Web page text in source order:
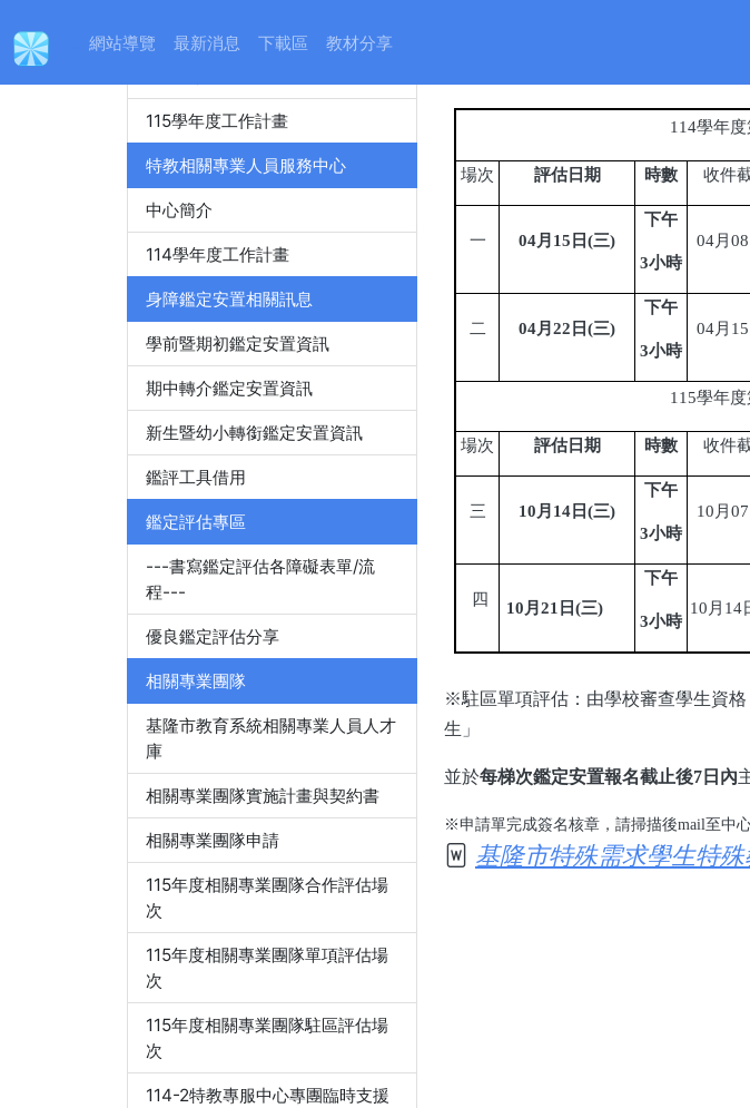
網站導覽 最新消息 下載區 教材分享
身心障礙特殊教育資源中心
115學年度工作計畫
特教相關專業人員服務中心
中心簡介
114學年度工作計畫
身障鑑定安置相關訊息
學前暨期初鑑定安置資訊
期中轉介鑑定安置資訊
新生暨幼小轉銜鑑定安置資訊
鑑評工具借用
鑑定評估專區
---書寫鑑定評估各障礙表單/流
程---
優良鑑定評估分享
相關專業團隊
基隆市教育系統相關專業人員人才
庫
相關專業團隊實施計畫與契約書
相關專業團隊申請
115年度相關專業團隊合作評估場
次
115年度相關專業團隊單項評估場
次
115年度相關專業團隊駐區評估場
次
114-2特教專服中心專團臨時支援
114學年度
場次 評估日期 時數 收件
一 04月 15 日(三)
下午
3小時
04月08
二 04月 22 日(三)
下午
3小時
04月 15
115學年度
場次 評估日期 時數 收件
三 10 月14日(三)
下午
3小時
10 月07
四 10 月21日(三)
下午
3小時
10 月 14
※駐區單項評估：由學校審查學生資
生」
並於每梯次鑑定安置報名截止後7日內
※申請單完成簽名核章，請掃描後mail至中心
基隆市特殊需求學生特